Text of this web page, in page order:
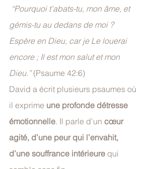
“Pourquoi t’abats-tu, mon âme, et
gémis-tu au dedans de moi ?
Espère en Dieu, car je Le louerai
encore ; Il est mon salut et mon
Dieu.” (Psaume 42:6)
David a écrit plusieurs psaumes où
il exprime une profonde détresse
émotionnelle. Il parle d’un cœur
agité, d’une peur qui l’envahit,
d’une souffrance intérieure qui